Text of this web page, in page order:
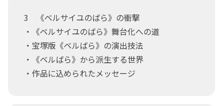
3 《ベルサイユのばら》の衝撃
・《ベルサイユのばら》舞台化への道
・宝塚版《ベルばら》の演出技法
・《ベルばら》から派生する世界
・作品に込められたメッセージ